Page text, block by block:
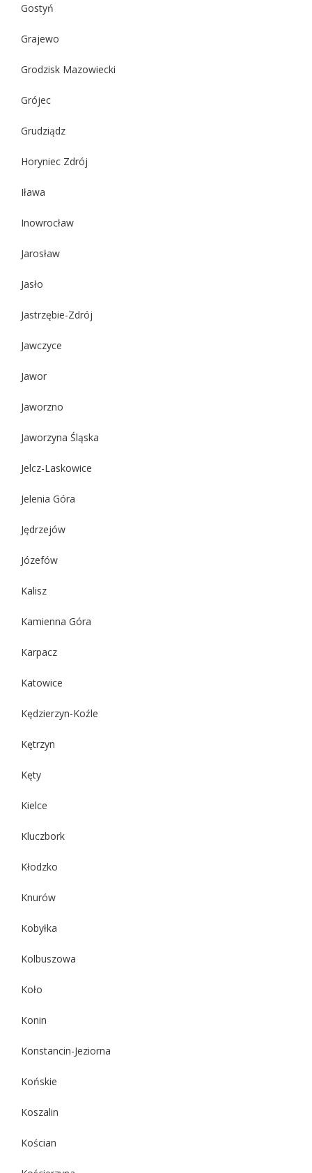
Gostyń
Grajewo
Grodzisk Mazowiecki
Grójec
Grudziądz
Horyniec Zdrój
Iława
Inowrocław
Jarosław
Jasło
Jastrzębie-Zdrój
Jawczyce
Jawor
Jaworzno
Jaworzyna Śląska
Jelcz-Laskowice
Jelenia Góra
Jędrzejów
Józefów
Kalisz
Kamienna Góra
Karpacz
Katowice
Kędzierzyn-Koźle
Kętrzyn
Kęty
Kielce
Kluczbork
Kłodzko
Knurów
Kobyłka
Kolbuszowa
Koło
Konin
Konstancin-Jeziorna
Końskie
Koszalin
Kościan